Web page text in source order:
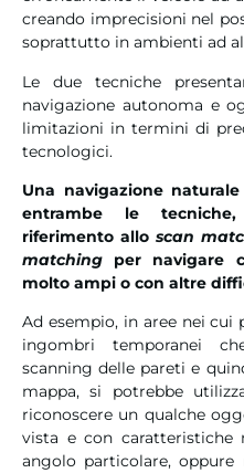
creando imprecisioni nel
soprattutto in ambienti ad
Le due tecniche
navigazione autonoma e
limitazioni in termini di
tecnologici.
Una navigazione
entrambe le
riferimento allo scan
matching per navigare
molto ampi o con altre
Ad esempio, in aree nei cui
ingombri temporanei
scanning delle pareti e
mappa, si potrebbe
riconoscere un qualche
vista e con caratteristiche
angolo particolare,